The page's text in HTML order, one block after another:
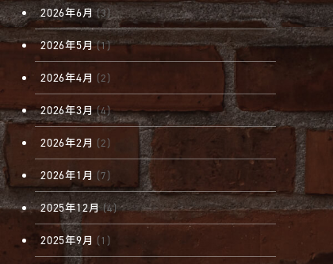
2026年6月 (3)
2026年5月(1)
2026年4月 (2)
2026年3月(4)
2026年2月 (2)
2026年1月 (7)
2025年12月(4)
2025年9月 (1)